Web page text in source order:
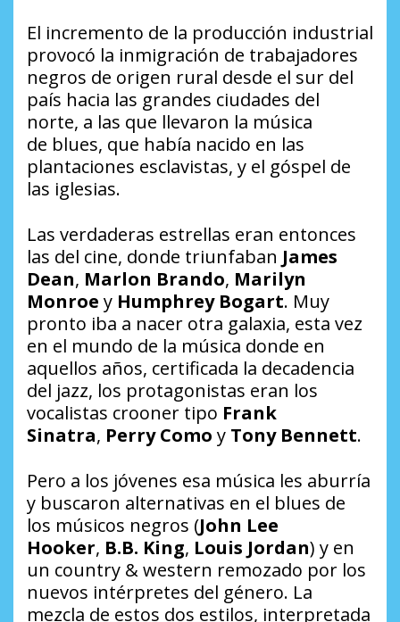
El incremento de la producción industrial
provocó la inmigración de trabajadores
negros de origen rural desde el sur del
país hacia las grandes ciudades del
norte, a las que llevaron la música
de blues, que había nacido en las
plantaciones esclavistas, y el góspel de
las iglesias.
Las verdaderas estrellas eran entonces
las del cine, donde triunfaban James
Dean, Marlon Brando, Marilyn
Monroe y Humphrey Bogart. Muy
pronto iba a nacer otra galaxia, esta vez
en el mundo de la música donde en
aquellos años, certificada la decadencia
del jazz, los protagonistas eran los
vocalistas crooner tipo Frank
Sinatra, Perry Como y Tony Bennett.
Pero a los jóvenes esa música les aburría
y buscaron alternativas en el blues de
los músicos negros (John Lee
Hooker, B.B. King, Louis Jordan) y en
un country & western remozado por los
nuevos intérpretes del género. La
mezcla de estos dos estilos, interpretada